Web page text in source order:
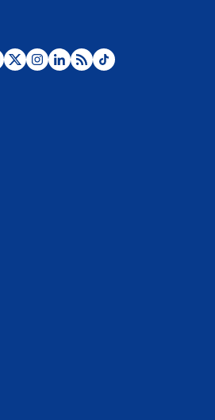
Posesión de Abelardo De La Espriella